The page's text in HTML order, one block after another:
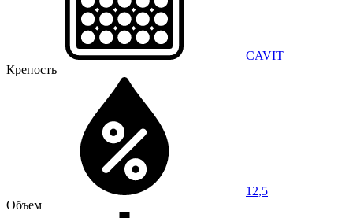
CAVIT
Крепость
12,5
Объем